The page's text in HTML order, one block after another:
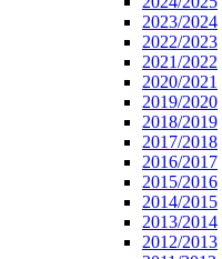
2023/2024
2022/2023
2021/2022
2020/2021
2019/2020
2018/2019
2017/2018
2016/2017
2015/2016
2014/2015
2013/2014
2012/2013